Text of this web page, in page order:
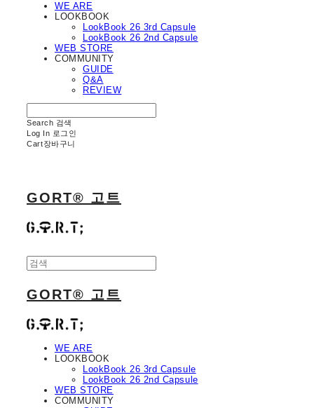
WE ARE
LOOKBOOK
LookBook 26 3rd Capsule
LookBook 26 2nd Capsule
WEB STORE
COMMUNITY
GUIDE
Q&A
REVIEW
Search 검색
Log In 로그인
Cart장바구니
GORT® 고트
GORT® 고트
WE ARE
LOOKBOOK
LookBook 26 3rd Capsule
LookBook 26 2nd Capsule
WEB STORE
COMMUNITY